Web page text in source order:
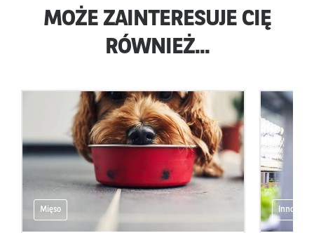
MOŻE ZAINTERESUJE CIĘ
RÓWNIEŻ...
Mięso